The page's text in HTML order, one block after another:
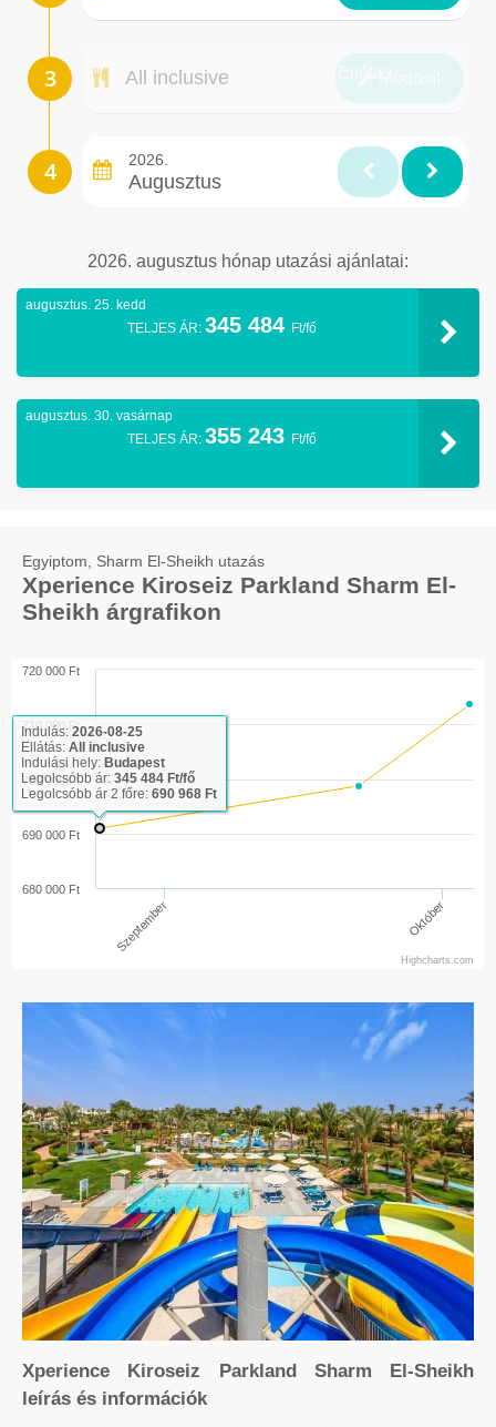
All inclusive
2026.
Augusztus
2026. augusztus hónap utazási ajánlatai:
augusztus. 25. kedd
TELJES ÁR: 345 484 Ft/fő
augusztus. 30. vasárnap
TELJES ÁR: 355 243 Ft/fő
Egyiptom, Sharm El-Sheikh utazás
Xperience Kiroseiz Parkland Sharm El-
Sheikh árgrafikon
Szeptember Október
680 000 Ft
690 000 Ft
700 000 Ft
710 000 Ft
720 000 Ft
Highcharts.com
Indulás:2026-08-25
Ellátás: All inclusive
Indulási hely: Budapest
Legolcsóbb ár: 345 484 Ft/fő
Legolcsóbb ár 2 főre: 690 968 Ft
Xperience Kiroseiz Parkland Sharm El-Sheikh
leírás és információk